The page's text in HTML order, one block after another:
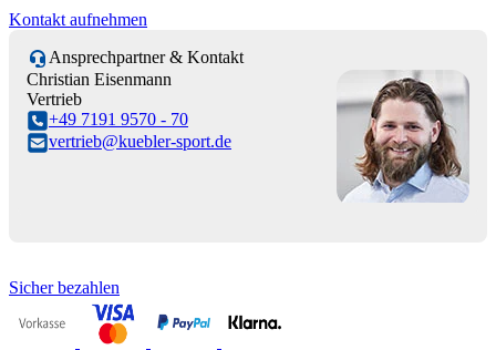
Kontakt aufnehmen
Ansprechpartner & Kontakt
Christian Eisenmann
Vertrieb
+49 7191 9570 - 70
vertrieb@kuebler-sport.de
Sicher bezahlen